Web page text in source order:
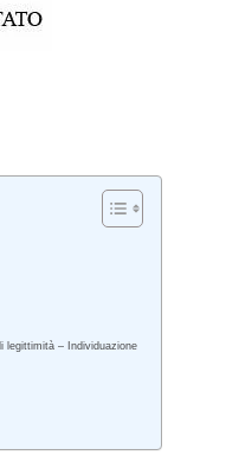
legittimità – Individuazione